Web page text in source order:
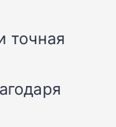
точная